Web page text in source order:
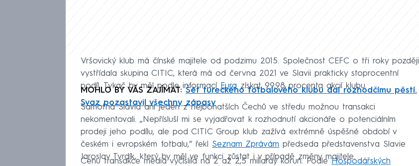
Vršovický klub má čínské majitele od podzimu 2015. Společnost CEFC o tři roky později
vystřídala skupina CITIC, která má od června 2021 ve Slavii prakticky stoprocentní
podíl. Tykač by měl podle informací Eura získat 99,98 procenta akcií klubu.
MOHLO BY VÁS ZAJÍMAT:Šéf tureckého fotbalového klubu dal rozhodčímu pěstí.
Svaz pozastavil všechny zápasy
Samotná Slavia ani jeden z nejbohatších Čechů ve středu možnou transakci
nekomentovali. „Nepřísluší mi se vyjadřovat k rozhodnutí akcionáře o potenciálním
prodeji jeho podílu, ale pod CITIC Group klub zažívá extrémně úspěšné období v
českém i evropském fotbalu,“ řekl Seznam Zprávám předseda představenstva Slavie
Jaroslav Tvrdík, který by měl ve funkci zůstat i v případě změny majitele.
Cenu transakce média vyčíslila na 2 až 2,5 miliardy korun. PodleHospodářských